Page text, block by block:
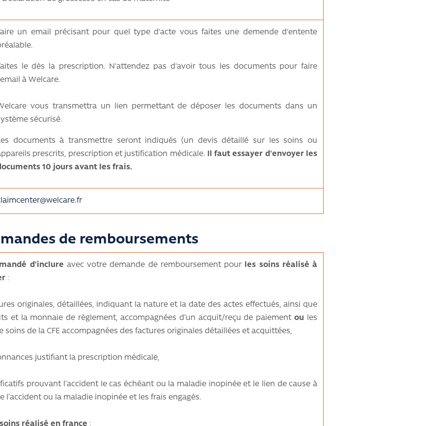
un email précisant pour quel type d'acte vous faites une demende d'entente
le dès la prescription. N'attendez pas d'avoir tous les documents pour faire
à Welcare.
vous transmettra un lien permettant de déposer les documents dans un
sécurisé.
documents à transmettre seront indiqués (un devis détaillé sur les soins ou
prescrits, prescription et justification médicale.
Il faut essayer d'envoyer les
10 jours avant les frais.
de remboursements
d'inclure avec votre demande de remboursement pour
les soins réalisé à
:
originales, détaillées, indiquant la nature et la date des actes effectués, ainsi que
et la monnaie de règlement, accompagnées d’un acquit/reçu de paiementou les
soins de la CFE accompagnées des factures originales détaillées et acquittées,
justifiant la prescription médicale,
prouvant l’accident le cas échéant ou la maladie inopinée et le lien de cause à
l’accident ou la maladie inopinée et les frais engagés.
réalisé en france :